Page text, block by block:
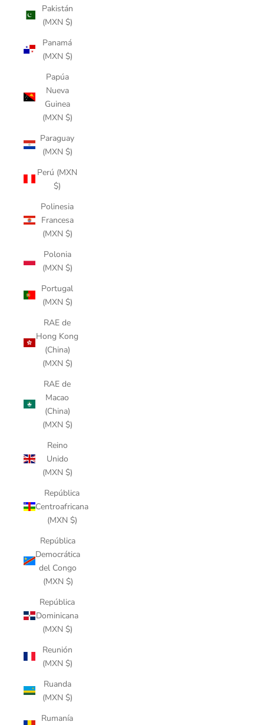
Pakistán
(MXN $)
Panamá
(MXN $)
Papúa
Nueva
Guinea
(MXN $)
Paraguay
(MXN $)
Perú (MXN
$)
Polinesia
Francesa
(MXN $)
Polonia
(MXN $)
Portugal
(MXN $)
RAE de
Hong Kong
(China)
(MXN $)
RAE de
Macao
(China)
(MXN $)
Reino
Unido
(MXN $)
República
Centroafricana
(MXN $)
República
Democrática
del Congo
(MXN $)
República
Dominicana
(MXN $)
Reunión
(MXN $)
Ruanda
(MXN $)
Rumanía